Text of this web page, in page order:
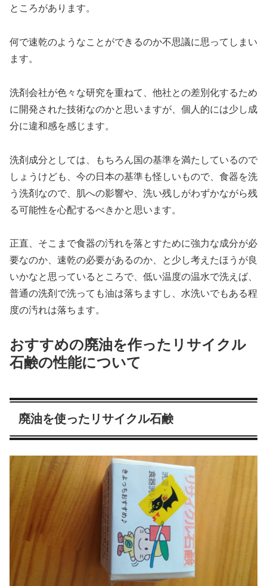
ところがあります。
何で速乾のようなことができるのか不思議に思ってしまい
ます。
洗剤会社が色々な研究を重ねて、他社との差別化するため
に開発された技術なのかと思いますが、個人的には少し成
分に違和感を感じます。
洗剤成分としては、もちろん国の基準を満たしているので
しょうけども、今の日本の基準も怪しいもので、食器を洗
う洗剤なので、肌への影響や、洗い残しがわずかながら残
る可能性を心配するべきかと思います。
正直、そこまで食器の汚れを落とすために強力な成分が必
要なのか、速乾の必要があるのか、と少し考えたほうが良
いかなと思っているところで、低い温度の温水で洗えば、
普通の洗剤で洗っても油は落ちますし、水洗いでもある程
度の汚れは落ちます。
おすすめの廃油を作ったリサイクル
石鹸の性能について
廃油を使ったリサイクル石鹸